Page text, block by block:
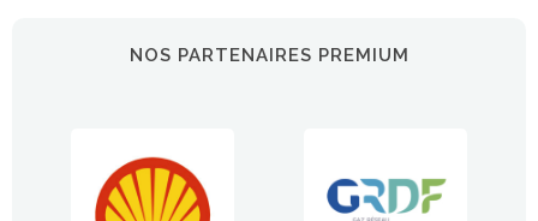
NOS PARTENAIRES PREMIUM